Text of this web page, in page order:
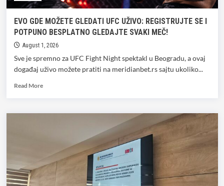
EVO GDE MOŽETE GLEDATI UFC UŽIVO: REGISTRUJTE SE I
POTPUNO BESPLATNO GLEDAJTE SVAKI MEČ!
August 1, 2026
Sve je spremno za UFC Fight Night spektakl u Beogradu, a ovaj
događaj uživo možete pratiti na meridianbet.rs sajtu ukoliko...
Read MoreRead
EVO
UŽIVO:
REGISTRUJTE